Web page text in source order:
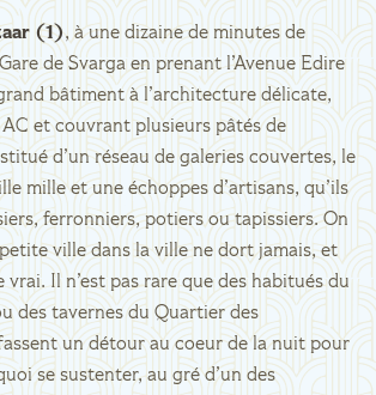
(1), à une dizaine de minutes de
de Svarga en prenant l’Avenue Edire
bâtiment à l’architecture délicate,
et couvrant plusieurs pâtés de
d’un réseau de galeries couvertes, le
mille et une échoppes d’artisans, qu’ils
ferronniers, potiers ou tapissiers. On
ville dans la ville ne dort jamais, et
vrai. Il n’est pas rare que des habitués du
des tavernes du Quartier des
un détour au coeur de la nuit pour
se sustenter, au gré d’un des